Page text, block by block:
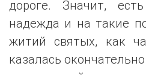
дороге. Значит,
надежда и на такие
житий святых, как
казалась